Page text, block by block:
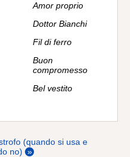
Amor proprio
Dottor Bianchi
Fil di ferro
Buon
compromesso
Bel vestito
(quando si usa e
no) »